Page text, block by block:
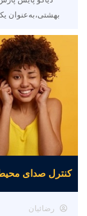
بهشتی،به‌عنوان
کنترل صدای محیط
رضائیان